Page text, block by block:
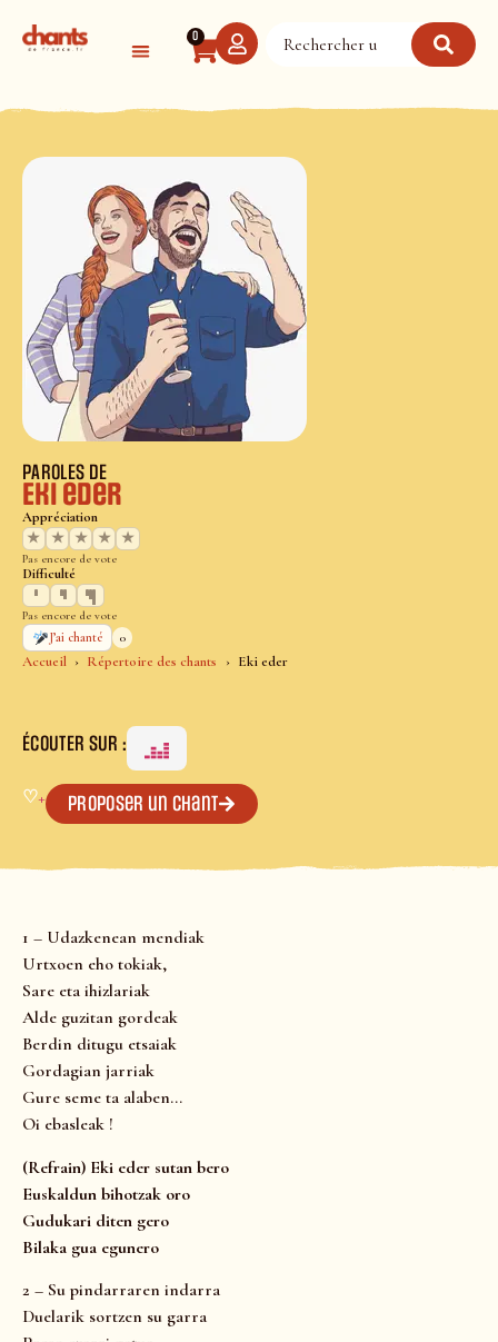
0
Accueil Répertoire des chants Eki eder
PAROLES DE
Eki eder
Appréciation
★
★ ★ ★ ★
Pas encore de vote
Difficulté
Pas encore de vote
J’ai chanté
0
ÉCOUTER SUR :
♡+ Proposer un chant
1 – Udazkenean mendiak
Urtxoen eho tokiak,
Sare eta ihizlariak
Alde guzitan gordeak
Berdin ditugu etsaiak
Gordagian jarriak
Gure seme ta alaben…
Oi ebasleak !
(Refrain) Eki eder sutan bero
Euskaldun bihotzak oro
Gudukari diten gero
Bilaka gua egunero
2 – Su pindarraren indarra
Duelarik sortzen su garra